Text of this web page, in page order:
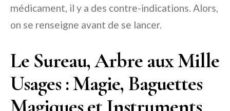
médicament, il y a des contre-indications. Alors,
on se renseigne avant de se lancer.
Le Sureau, Arbre aux Mille
Usages : Magie, Baguettes